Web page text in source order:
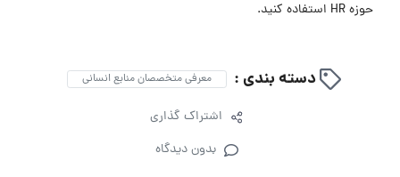
حوزه HR استفاده کنید.
دسته بندی : معرفی متخصصان منابع انسانی
اشتراک گذاری
بدون دیدگاه